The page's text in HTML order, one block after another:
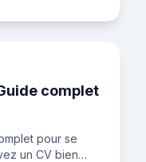
complet
pour se
un CV bien